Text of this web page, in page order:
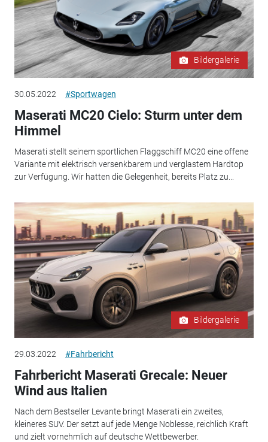
Bildergalerie
30.05.2022 #Sportwagen
Maserati MC20 Cielo: Sturm unter dem
Himmel
Maserati stellt seinem sportlichen Flaggschiff MC20 eine offene
Variante mit elektrisch versenkbarem und verglastem Hardtop
zur Verfügung. Wir hatten die Gelegenheit, bereits Platz zu...
Bildergalerie
29.03.2022 #Fahrbericht
Fahrbericht Maserati Grecale: Neuer
Wind aus Italien
Nach dem Bestseller Levante bringt Maserati ein zweites,
kleineres SUV. Der setzt auf jede Menge Noblesse, reichlich Kraft
und zielt vornehmlich auf deutsche Wettbewerber.